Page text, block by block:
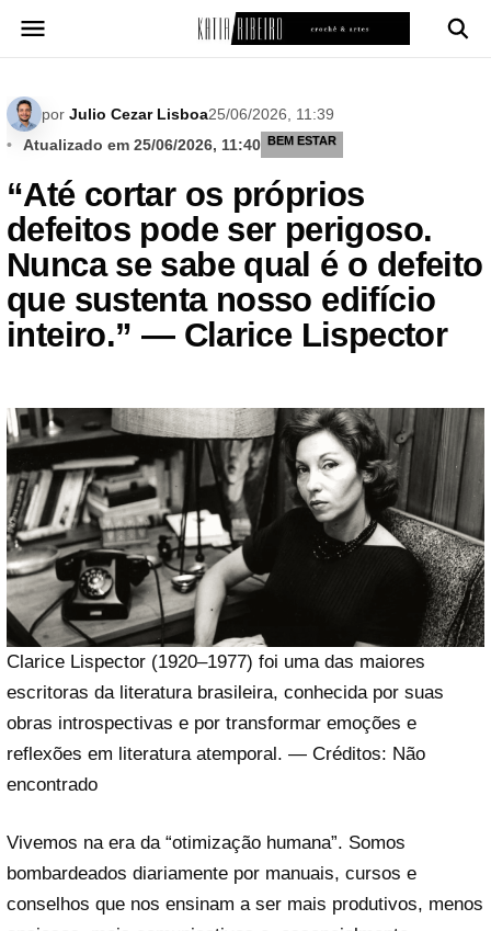
para
por Julio Cezar Lisboa25/06/2026, 11:39
Atualizado em 25/06/2026, 11:40 BEM ESTAR
“Até cortar os próprios
defeitos pode ser perigoso.
Nunca se sabe qual é o defeito
que sustenta nosso edifício
inteiro.” — Clarice Lispector
Clarice Lispector (1920–1977) foi uma das maiores
escritoras da literatura brasileira, conhecida por suas
obras introspectivas e por transformar emoções e
reflexões em literatura atemporal. — Créditos: Não
encontrado
Vivemos na era da “otimização humana”. Somos
bombardeados diariamente por manuais, cursos e
conselhos que nos ensinam a ser mais produtivos, menos